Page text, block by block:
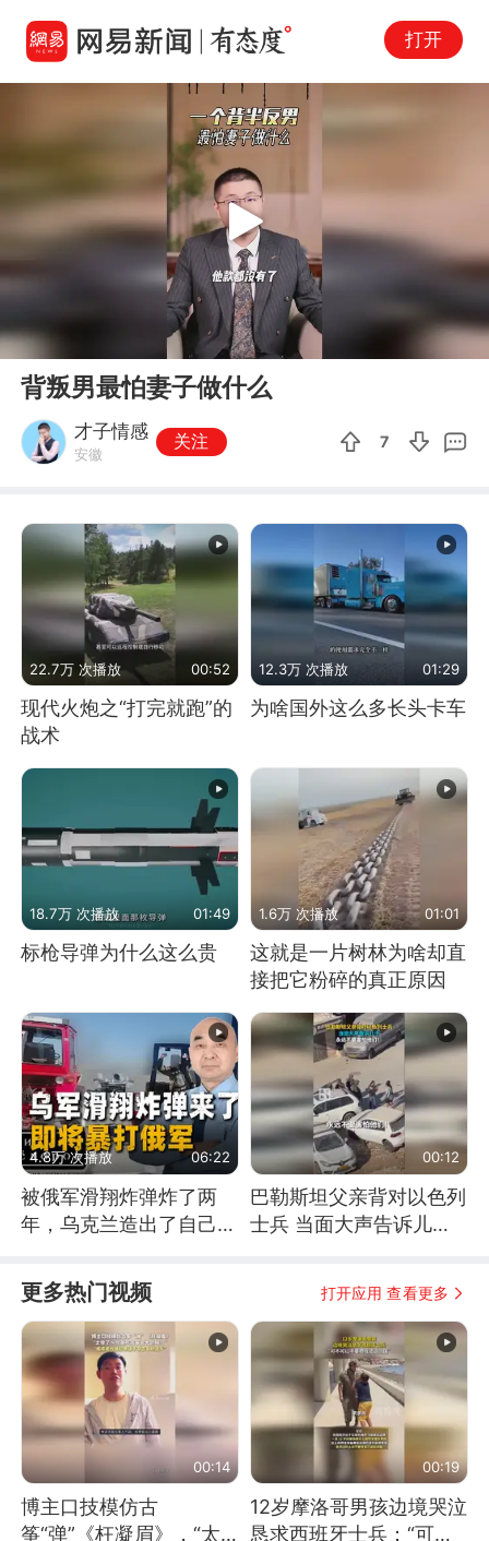
打开
00:00
Play
背叛男最怕妻子做什么
才子情感
安徽
关注 7
22.7万 次播放 00:52
现代火炮之“打完就跑”的
战术
12.3万 次播放 01:29
为啥国外这么多长头卡车
18.7万 次播放 01:49
标枪导弹为什么这么贵
1.6万 次播放 01:01
这就是一片树林为啥却直
接把它粉碎的真正原因
4.8万 次播放 06:22
被俄军滑翔炸弹炸了两
年，乌克兰造出了自己
00:12
巴勒斯坦父亲背对以色列
士兵 当面大声告诉儿
更多热门视频 打开应用 查看更多
00:14
博主口技模仿古
筝“弹”《枉凝眉》，“太
00:19
12岁摩洛哥男孩边境哭泣
恳求西班牙士兵：“可不